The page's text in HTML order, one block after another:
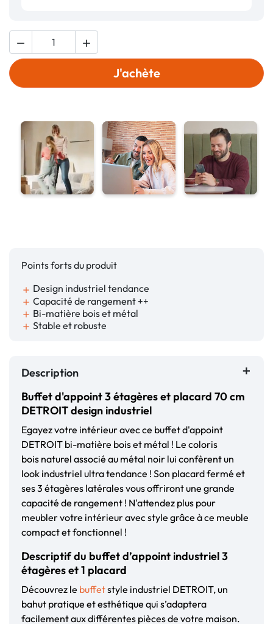
 
J'achète
Points forts du produit
add Design industriel tendance
add Capacité de rangement ++
add Bi-matière bois et métal
add Stable et robuste
Description
Buffet d'appoint 3 étagères et placard 70 cm
DETROIT design industriel
Egayez votre intérieur avec ce buffet d'appoint
DETROIT bi-matière bois et métal ! Le coloris
bois naturel associé au métal noir lui confèrent un
look industriel ultra tendance ! Son placard fermé et
ses 3 étagères latérales vous offriront une grande
capacité de rangement ! N'attendez plus pour
meubler votre intérieur avec style grâce à ce meuble
compact et fonctionnel !
Descriptif du buffet d’appoint industriel 3
étagères et 1 placard
Découvrez le buffetstyle industriel DETROIT, un
bahut pratique et esthétique qui s’adaptera
facilement aux différentes pièces de votre maison.